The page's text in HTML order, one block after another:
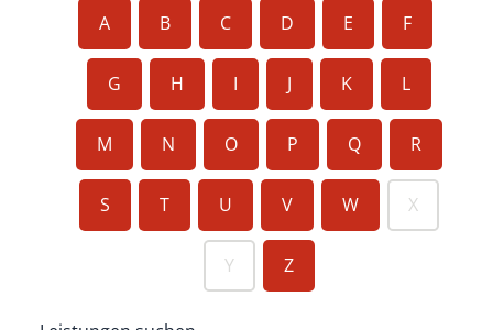
A B C D E F
G H I J K L
M N O P Q R
S T U V W X
Y Z